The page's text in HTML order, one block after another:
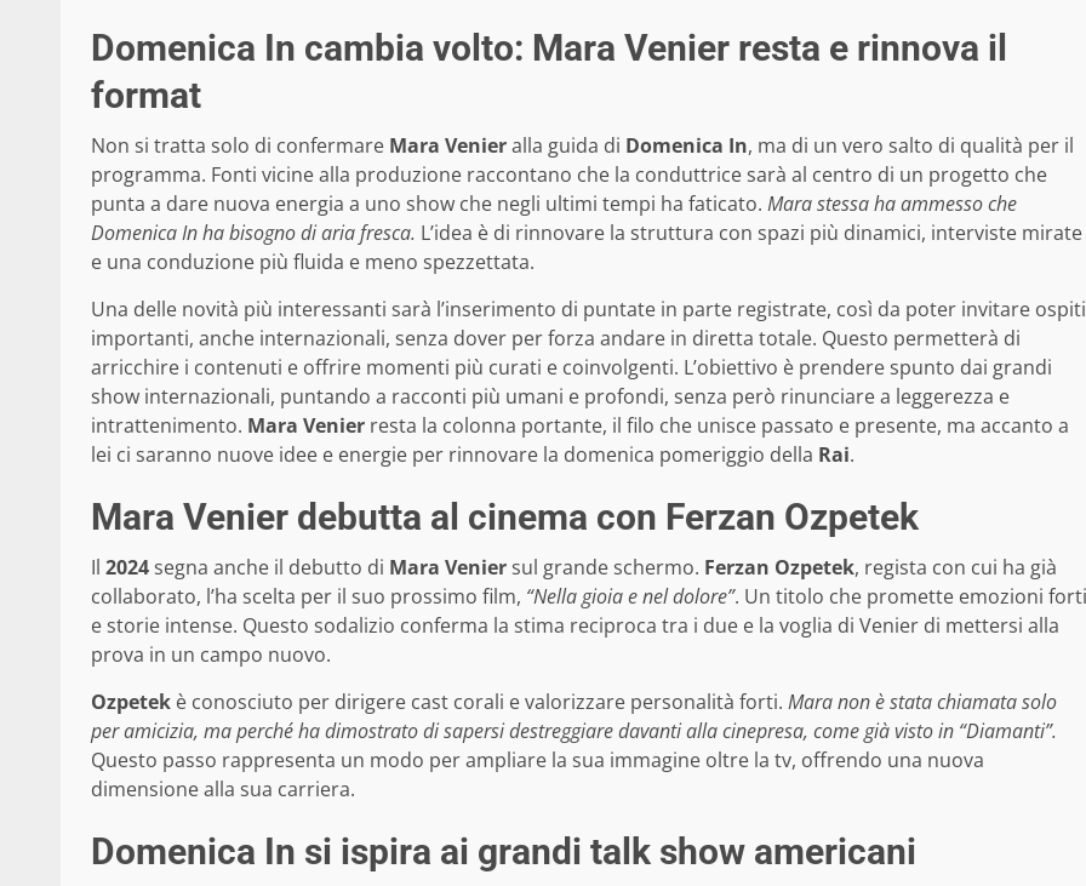
Domenica In cambia volto: Mara Venier resta e rinnova il
format
Non si tratta solo di confermare Mara Venieralla guida di Domenica In, ma di un vero salto di qualità per il
programma. Fonti vicine alla produzione raccontano che la conduttrice sarà al centro di un progetto che
punta a dare nuova energia a uno show che negli ultimi tempi ha faticato. Mara stessa ha ammesso che
Domenica In ha bisogno di aria fresca. L’idea è di rinnovare la struttura con spazi più dinamici, interviste mirate
e una conduzione più fluida e meno spezzettata.
Una delle novità più interessanti sarà l’inserimento di puntate in parte registrate, così da poter invitare ospiti
importanti, anche internazionali, senza dover per forza andare in diretta totale. Questo permetterà di
arricchire i contenuti e offrire momenti più curati e coinvolgenti. L’obiettivo è prendere spunto dai grandi
show internazionali, puntando a racconti più umani e profondi, senza però rinunciare a leggerezza e
intrattenimento. Mara Venier resta la colonna portante, il filo che unisce passato e presente, ma accanto a
lei ci saranno nuove idee e energie per rinnovare la domenica pomeriggio della Rai.
Mara Venier debutta al cinema con Ferzan Ozpetek
Il 2024segna anche il debutto di Mara Veniersul grande schermo. Ferzan Ozpetek, regista con cui ha già
collaborato, l’ha scelta per il suo prossimo film, “Nella gioia e nel dolore”. Un titolo che promette emozioni forti
e storie intense. Questo sodalizio conferma la stima reciproca tra i due e la voglia di Venier di mettersi alla
prova in un campo nuovo.
Ozpetek è conosciuto per dirigere cast corali e valorizzare personalità forti. Mara non è stata chiamata solo
per amicizia, ma perché ha dimostrato di sapersi destreggiare davanti alla cinepresa, come già visto in “Diamanti”.
Questo passo rappresenta un modo per ampliare la sua immagine oltre la tv, offrendo una nuova
dimensione alla sua carriera.
Domenica In si ispira ai grandi talk show americani